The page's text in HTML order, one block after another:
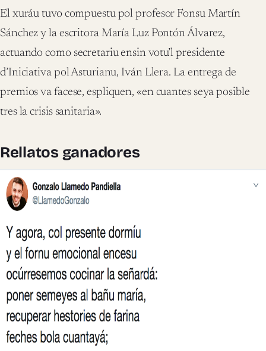
El xuráu tuvo compuestu pol profesor Fonsu Martín
Sánchez y la escritora María Luz Pontón Álvarez,
actuando como secretariu ensin votu’l presidente
d’Iniciativa pol Asturianu, Iván Llera. La entrega de
premios va facese, espliquen, «en cuantes seya posible
tres la crisis sanitaria».
Rellatos ganadores